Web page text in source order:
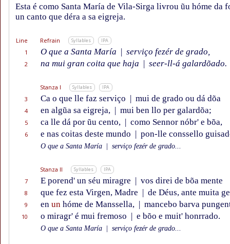
Esta é como Santa María de Vila-Sirga livrou ũu hóme da
un canto que déra a sa eigreja.
Line Refrain Syllables IPA
1 O que a Santa María | serviço fezér de grado,
2 na mui gran coita que haja | seer-ll-á galardõado.
Stanza I Syllables IPA
3 Ca o que lle faz serviço | mui de grado ou dá dõa
4 en algũa sa eigreja, | mui ben llo per galardõa;
5 ca lle dá por ũu cento, | como Sennor nóbr' e bõa,
6 e nas coitas deste mundo | pon-lle conssello
O que a Santa María serviço fezér de grado...
Stanza II Syllables IPA
7 E porend' un séu miragre | vos direi de bõa mente
8 que fez esta Virgen, Madre | de Déus, ante muita
9 en un hóme de Manssella, | mancebo barva
10 o miragr' é mui fremoso | e bõo e muit' honrrado.
O que a Santa María serviço fezér de grado...